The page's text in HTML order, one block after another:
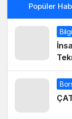
Popüler
Bilgi